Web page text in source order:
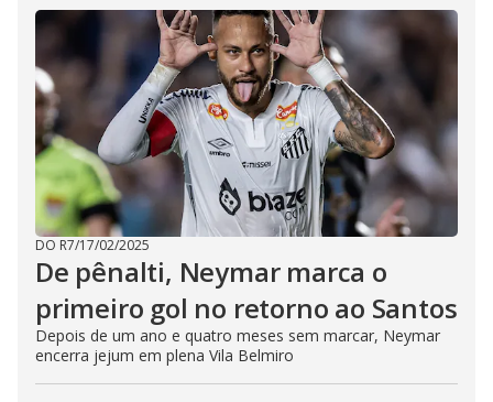
DO R7/17/02/2025
De pênalti, Neymar marca o
primeiro gol no retorno ao Santos
Depois de um ano e quatro meses sem marcar, Neymar
encerra jejum em plena Vila Belmiro